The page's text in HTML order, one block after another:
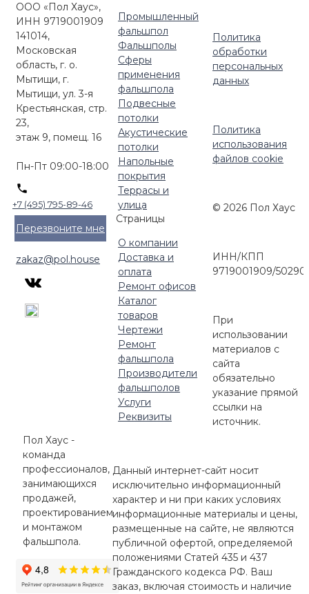
ООО «Пол Хаус»,
ИНН 9719001909
141014,
Московская
область, г. о.
Мытищи, г.
Мытищи, ул. 3-я
Крестьянская, стр.
23,
этаж 9, помещ. 16
Пн-Пт 09:00-18:00
+7 (495) 795-89-46
Перезвоните мне
zakaz@pol.house
Промышленный
фальшпол
Фальшполы
Сферы
применения
фальшпола
Подвесные
потолки
Акустические
потолки
Напольные
покрытия
Террасы и
улица
Страницы
О компании
Доставка и
оплата
Ремонт офисов
Каталог
товаров
Чертежи
Ремонт
фальшпола
Производители
фальшполов
Услуги
Реквизиты
Пол Хаус -
команда
профессионалов,
занимающихся
продажей,
проектированием
и монтажом
фальшпола.
Политика
обработки
персональных
данных
Политика
использования
файлов cookie
© 2026 Пол Хаус
ИНН/КПП
9719001909/
При
использовании
материалов с
сайта
обязательно
указание прямой
ссылки на
источник.
Данный интернет-сайт носит
исключительно информационный
характер и ни при каких условиях
информационные материалы и цены,
размещенные на сайте, не являются
публичной офертой, определяемой
положениями Статей 435 и 437
Гражданского кодекса РФ. Ваш
заказ, включая стоимость и наличие